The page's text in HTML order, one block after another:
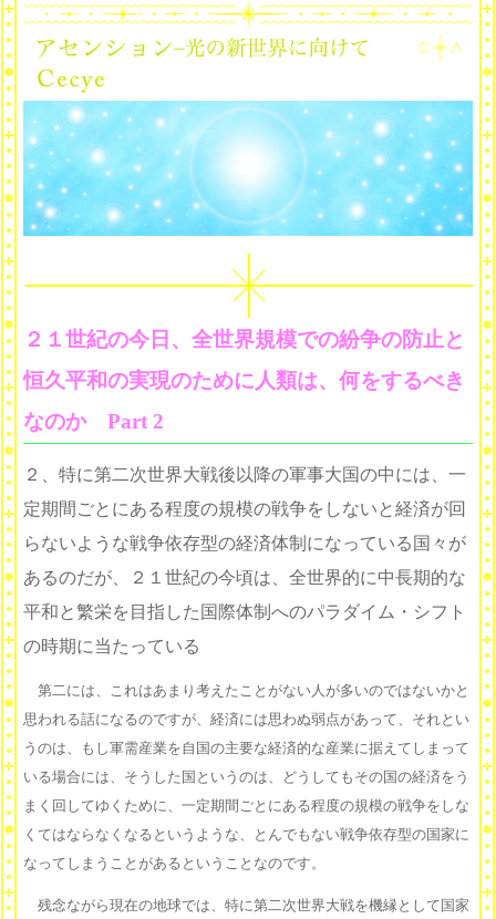
２１世紀の今日、全世界規模での紛争の防止と
恒久平和の実現のために人類は、何をするべき
なのか Part 2
２、特に第二次世界大戦後以降の軍事大国の中には、一
定期間ごとにある程度の規模の戦争をしないと経済が回
らないような戦争依存型の経済体制になっている国々が
あるのだが、２１世紀の今頃は、全世界的に中長期的な
平和と繁栄を目指した国際体制へのパラダイム・シフト
の時期に当たっている
第二には、これはあまり考えたことがない人が多いのではないかと
思われる話になるのですが、経済には思わぬ弱点があって、それとい
うのは、もし軍需産業を自国の主要な経済的な産業に据えてしまって
いる場合には、そうした国というのは、どうしてもその国の経済をう
まく回してゆくために、一定期間ごとにある程度の規模の戦争をしな
くてはならなくなるというような、とんでもない戦争依存型の国家に
なってしまうことがあるということなのです。
残念ながら現在の地球では、特に第二次世界大戦を機縁として国家